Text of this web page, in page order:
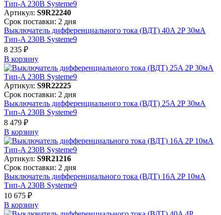
Артикул: S9R22240
Срок поставки: 2 дня
Выключатель дифференциального тока (ВДТ) 40A 2P 30мА
Тип-A 230В Systeme9
8 235 ₽
В корзинy
Артикул: S9R22225
Срок поставки: 2 дня
Выключатель дифференциального тока (ВДТ) 25A 2P 30мА
Тип-A 230В Systeme9
8 479 ₽
В корзинy
Артикул: S9R21216
Срок поставки: 2 дня
Выключатель дифференциального тока (ВДТ) 16A 2P 10мА
Тип-A 230В Systeme9
10 675 ₽
В корзинy